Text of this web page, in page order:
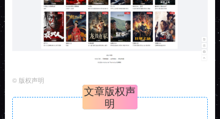
© 版权声明
文章版权声
明